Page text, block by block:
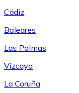
Cádiz
Baleares
Las Palmas
Vizcaya
La Coruña